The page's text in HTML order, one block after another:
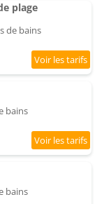
plage
de bains
bains
bains